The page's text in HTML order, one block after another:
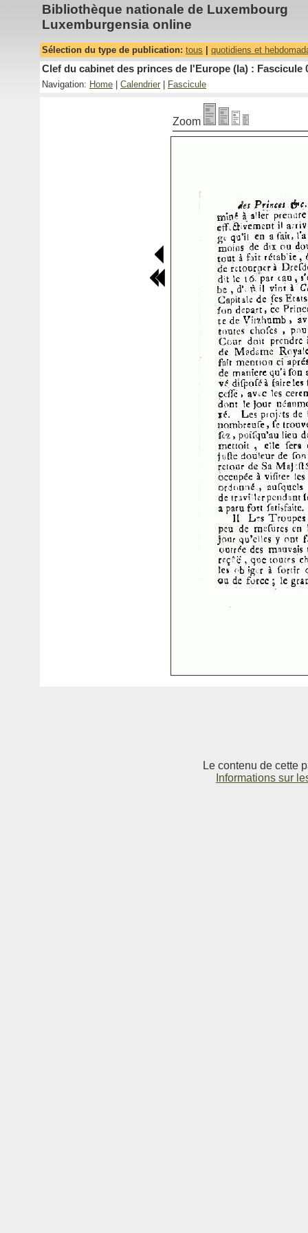
Bibliothèque nationale de Luxembourg
Luxemburgensia online
Sélection du type de publication: tous quotidiens et
Clef du cabinet des princes de l'Europe (la) : Fascicule
Navigation: Home Calendrier Fascicule
Zoom
Le contenu de cette
Informations sur